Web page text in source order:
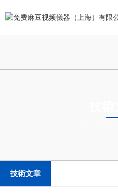
技術文章